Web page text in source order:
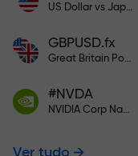
US Dollar vs Japanese Yen
GBPUSD.fx
Great Britain Pound vs US Dollar
#NVDA
NVIDIA Corp Nasdaq Stock Exchange (Nasdaq) USD
Ver tudo